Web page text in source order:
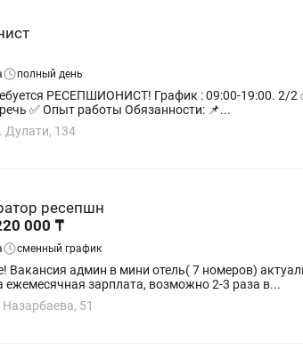
полный день
График : 09:00-19:00. 2/2 ✅ Возраст: 20–35 лет ✅ Знание казахского и русского языков ✅ Приятная внешность
и грамотная речь ✅ Опыт работы Обязанности: 📌...
134
ресепшн
000 ₸
сменный график
Вакансия админ в мини отель( 7 номеров)
ежемесячная зарплата, возможно 2-3 раза в...
51